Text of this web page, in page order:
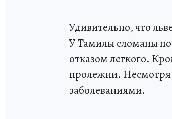
Удивительно, что
У Тамилы сломаны
отказом легкого.
пролежни. Несмотря
заболеваниями.